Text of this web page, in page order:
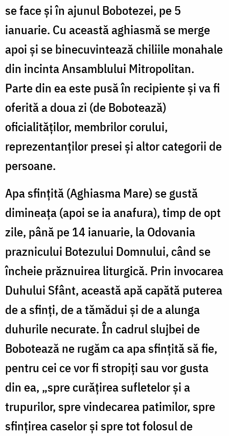
se face și în ajunul Bobotezei, pe 5
ianuarie. Cu această aghiasmă se merge
apoi și se binecuvintează chiliile monahale
din incinta Ansamblului Mitropolitan.
Parte din ea este pusă în recipiente și va fi
oferită a doua zi (de Bobotează)
oficialităților, membrilor corului,
reprezentanților presei și altor categorii de
persoane.
Apa sfinţită (Aghiasma Mare) se gustă
dimineaţa (apoi se ia anafura), timp de opt
zile, până pe 14 ianuarie, la Odovania
praznicului Botezului Domnului, când se
încheie prăznuirea liturgică. Prin invocarea
Duhului Sfânt, această apă capătă puterea
de a sfinți, de a tămădui și de a alunga
duhurile necurate. În cadrul slujbei de
Bobotează ne rugăm ca apa sfinţită să fie,
pentru cei ce vor fi stropiţi sau vor gusta
din ea, „spre curăţirea sufletelor şi a
trupurilor, spre vindecarea patimilor, spre
sfinţirea caselor şi spre tot folosul de